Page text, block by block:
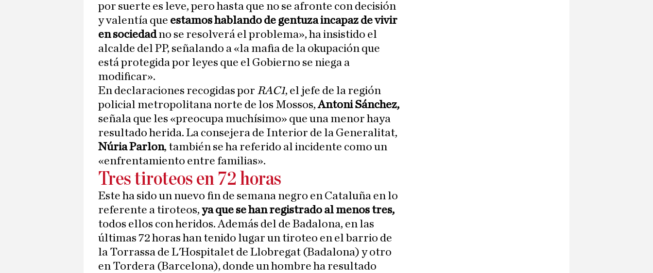
por suerte es leve, pero hasta que no se afronte con decisión
y valentía que estamos hablando de gentuza incapaz de vivir
en sociedadno se resolverá el problema», ha insistido el
alcalde del PP, señalando a «la mafia de la okupación que
está protegida por leyes que el Gobierno se niega a
modificar».
En declaraciones recogidas por RAC1, el jefe de la región
policial metropolitana norte de los Mossos,Antoni Sánchez,
señala que les «preocupa muchísimo» que una menor haya
resultado herida. La consejera de Interior de la Generalitat,
Núria Parlon, también se ha referido al incidente como un
«enfrentamiento entre familias».
Tres tiroteos en 72 horas
Este ha sido un nuevo fin de semana negro en Cataluña en lo
referente a tiroteos, ya que se han registrado al menos tres,
todos ellos con heridos. Además del de Badalona, en las
últimas 72 horas han tenido lugar un tiroteo en el barrio de
la Torrassa de L'Hospitalet de Llobregat (Badalona) y otro
en Tordera (Barcelona), donde un hombre ha resultado